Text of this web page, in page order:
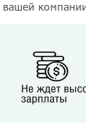
вашей